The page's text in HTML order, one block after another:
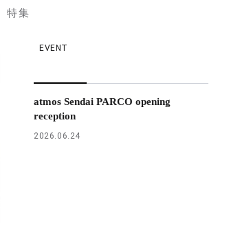
特集
EVENT
atmos Sendai PARCO opening
reception
2026.06.24